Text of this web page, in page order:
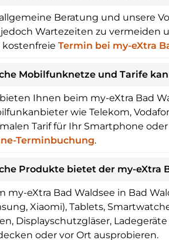
Beratung und unsere
Wartezeiten zu vermeiden
kostenfreie Termin bei my-eXtra
Mobilfunknetze und Tarife
Ihnen beim my-eXtra Bad
wie Telekom,
Tarif für Ihr Smartphone
Terminbuchung.
Produkte bietet der my-eXtra
my-eXtra Bad Waldsee in Bad
Xiaomi), Tablets,
Displayschutzgläser,
oder vor Ort ausprobieren.